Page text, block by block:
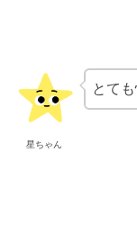
星ちゃん
とて